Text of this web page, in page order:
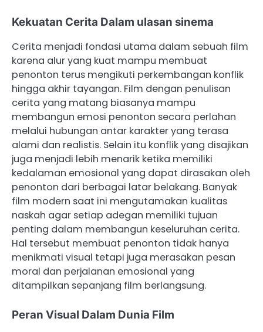
Kekuatan Cerita Dalam ulasan sinema
Cerita menjadi fondasi utama dalam sebuah film
karena alur yang kuat mampu membuat
penonton terus mengikuti perkembangan konflik
hingga akhir tayangan. Film dengan penulisan
cerita yang matang biasanya mampu
membangun emosi penonton secara perlahan
melalui hubungan antar karakter yang terasa
alami dan realistis. Selain itu konflik yang disajikan
juga menjadi lebih menarik ketika memiliki
kedalaman emosional yang dapat dirasakan oleh
penonton dari berbagai latar belakang. Banyak
film modern saat ini mengutamakan kualitas
naskah agar setiap adegan memiliki tujuan
penting dalam membangun keseluruhan cerita.
Hal tersebut membuat penonton tidak hanya
menikmati visual tetapi juga merasakan pesan
moral dan perjalanan emosional yang
ditampilkan sepanjang film berlangsung.
Peran Visual Dalam Dunia Film